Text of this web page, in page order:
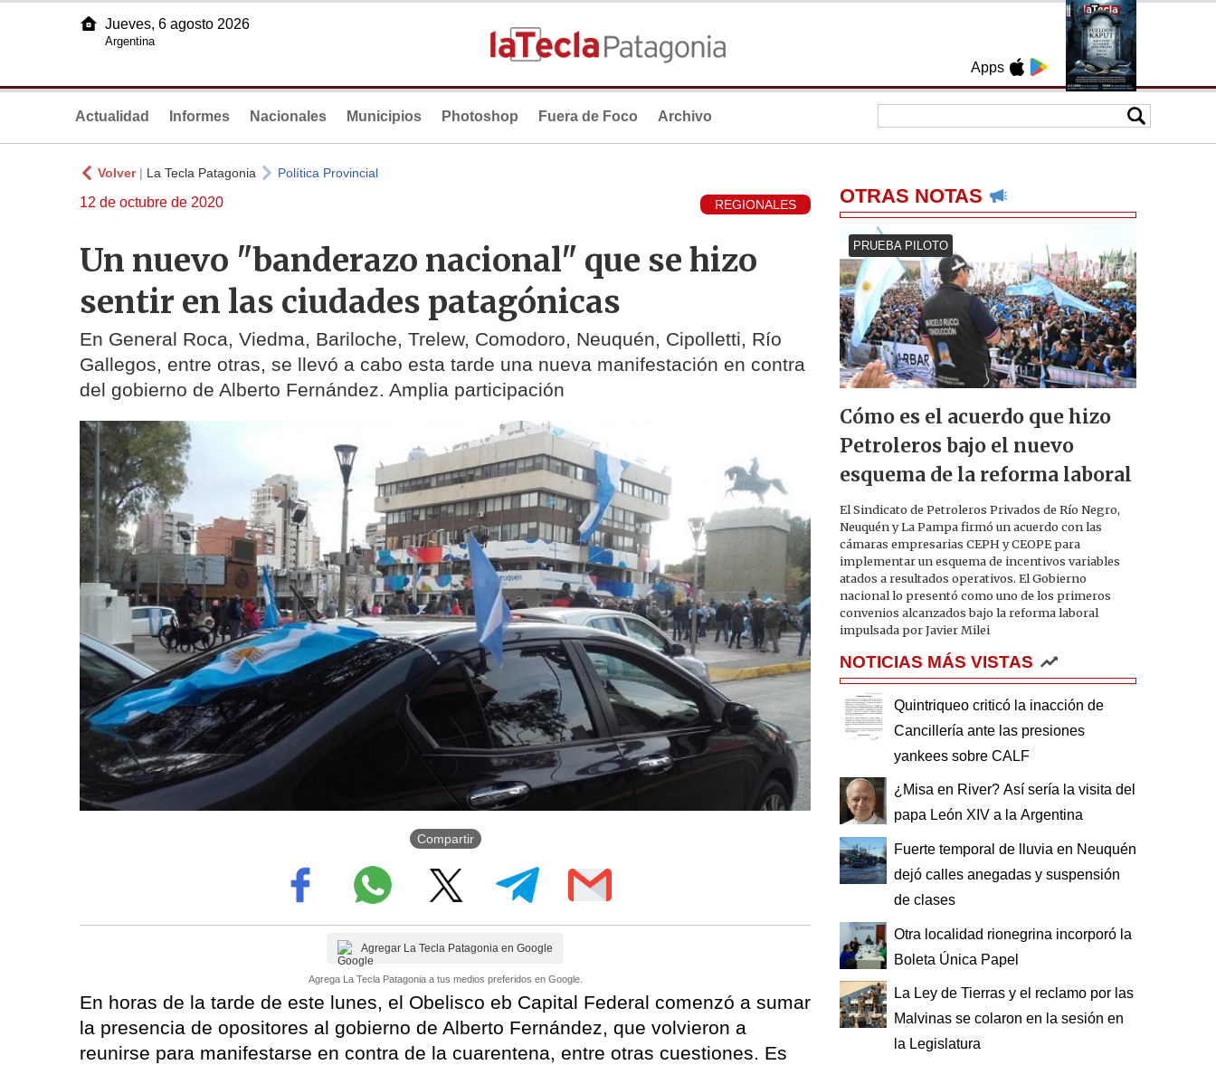
Apps
Jueves, 6 agosto 2026
Argentina
Actualidad Informes Nacionales Municipios Photoshop Fuera de Foco Archivo
Volver| La Tecla Patagonia Política Provincial
12 de octubre de 2020 REGIONALES
Un nuevo "banderazo nacional" que se hizo
sentir en las ciudades patagónicas
En General Roca, Viedma, Bariloche, Trelew, Comodoro, Neuquén, Cipolletti, Río
Gallegos, entre otras, se llevó a cabo esta tarde una nueva manifestación en contra
del gobierno de Alberto Fernández. Amplia participación
Compartir
Agregar La Tecla Patagonia en Google
Agrega La Tecla Patagonia a tus medios preferidos en Google.
En horas de la tarde de este lunes, el Obelisco eb Capital Federal comenzó a sumar
la presencia de opositores al gobierno de Alberto Fernández, que volvieron a
reunirse para manifestarse en contra de la cuarentena, entre otras cuestiones. Es
OTRAS NOTAS
PRUEBA PILOTO
Cómo es el acuerdo que hizo
Petroleros bajo el nuevo
esquema de la reforma laboral
El Sindicato de Petroleros Privados de Río Negro,
Neuquén y La Pampa firmó un acuerdo con las
cámaras empresarias CEPH y CEOPE para
implementar un esquema de incentivos variables
atados a resultados operativos. El Gobierno
nacional lo presentó como uno de los primeros
convenios alcanzados bajo la reforma laboral
impulsada por Javier Milei
NOTICIAS MÁS VISTAS
Quintriqueo criticó la inacción de
Cancillería ante las presiones
yankees sobre CALF
¿Misa en River? Así sería la visita del
papa León XIV a la Argentina
Fuerte temporal de lluvia en Neuquén
dejó calles anegadas y suspensión
de clases
Otra localidad rionegrina incorporó la
Boleta Única Papel
La Ley de Tierras y el reclamo por las
Malvinas se colaron en la sesión en
la Legislatura